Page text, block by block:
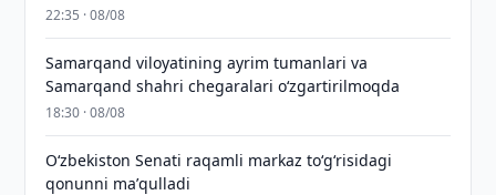
22:35 · 08/08
Samarqand viloyatining ayrim tumanlari va
Samarqand shahri chegaralari oʻzgartirilmoqda
18:30 · 08/08
Oʻzbekiston Senati raqamli markaz toʻgʻrisidagi
qonunni maʼqulladi